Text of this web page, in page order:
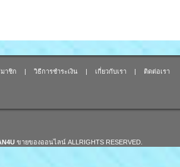
าชิก | วิธีการชำระเงิน | เกี่ยวกับเรา | ติดต่อเรา
ขายของออนไลน์ ALLRIGHTS RESERVED.